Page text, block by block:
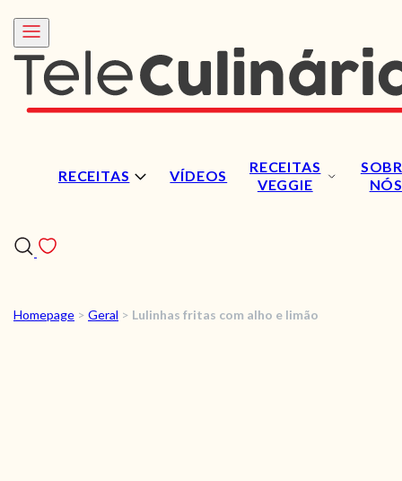
RECEITAS VÍDEOS
RECEITAS
VEGGIE
NÓS
RECEITAS
Homepage > Geral > Lulinhas fritas com alho e limão